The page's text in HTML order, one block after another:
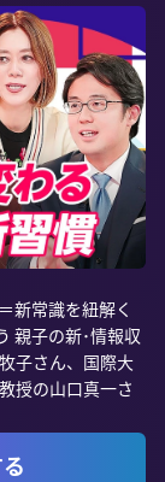
新常識を紐解く
親子の新･情報収
子さん、国際大
授の山口真一さ